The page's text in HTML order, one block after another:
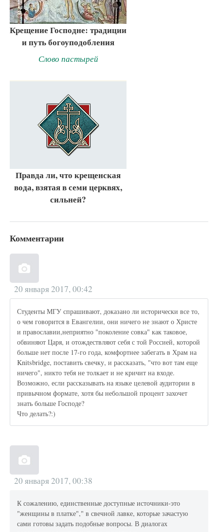
Крещение Господне: традиции
и путь богоуподобления
Слово пастырей
Правда ли, что крещенская
вода, взятая в семи церквях,
сильней?
Комментарии
20 января 2017, 00:42
Студенты МГУ спрашивают, доказано ли исторически все то,
о чем говорится в Евангелии, они ничего не знают о Христе
и православии,неприятно "поколение совка" как таковое,
обвиняют Царя, и отождествляют себя с той Россией, которой
больше нет после 17-го года, комфортнее забегать в Храм на
Knitsbridge, поставить свечку, и рассказать, "что вот там еще
ничего", никто тебя не толкает и не кричит на входе.
Возможно, если рассказывать на языке целевой аудитории в
привычном формате, хотя бы небольшой процент захочет
знать больше Господе?
Что делать?:)
20 января 2017, 00:38
К сожалению, единственные доступные источники-это
"женщины в платке"," в свечной лавке, которые зачастую
сами готовы задать подобные вопросы. В диалогах